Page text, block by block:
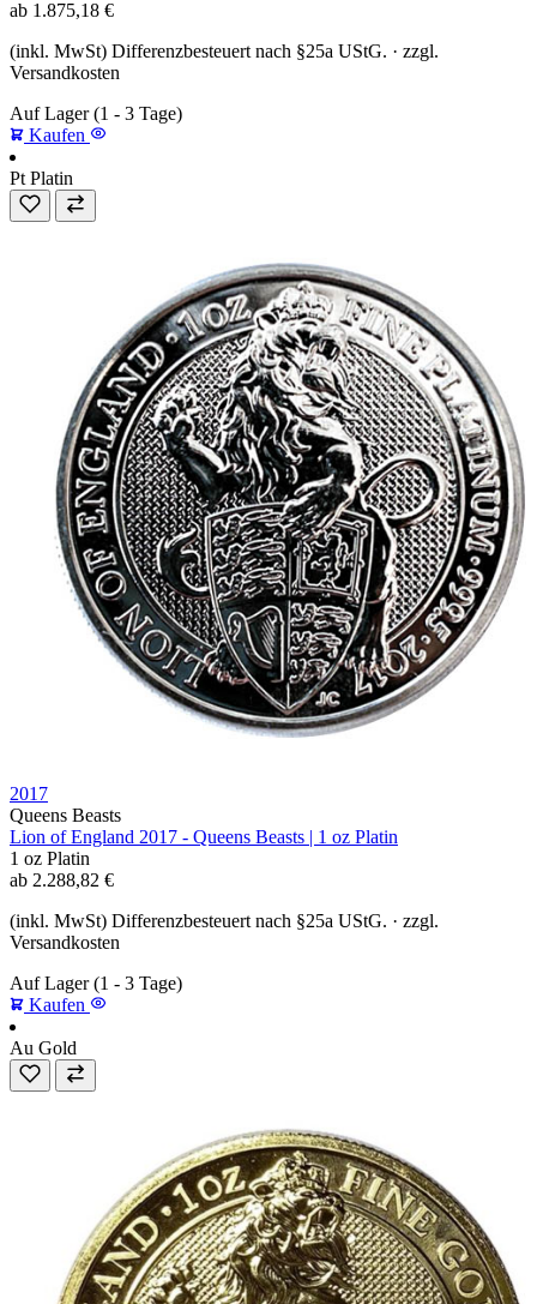
ab 1.875,18 €
(inkl. MwSt) Differenzbesteuert nach §25a UStG. · zzgl.
Versandkosten
Auf Lager (1 - 3 Tage)
Kaufen
Pt Platin
2017
Queens Beasts
Lion of England 2017 - Queens Beasts | 1 oz Platin
1 oz Platin
ab 2.288,82 €
(inkl. MwSt) Differenzbesteuert nach §25a UStG. · zzgl.
Versandkosten
Auf Lager (1 - 3 Tage)
Kaufen
Au Gold